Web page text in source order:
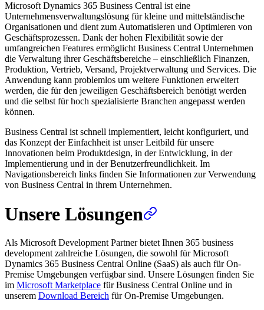
Microsoft Dynamics 365 Business Central ist eine
Unternehmensverwaltungslösung für kleine und mittelständische
Organisationen und dient zum Automatisieren und Optimieren von
Geschäftsprozessen. Dank der hohen Flexibilität sowie der
umfangreichen Features ermöglicht Business Central Unternehmen
die Verwaltung ihrer Geschäftsbereiche – einschließlich Finanzen,
Produktion, Vertrieb, Versand, Projektverwaltung und Services. Die
Anwendung kann problemlos um weitere Funktionen erweitert
werden, die für den jeweiligen Geschäftsbereich benötigt werden
und die selbst für hoch spezialisierte Branchen angepasst werden
können.
Business Central ist schnell implementiert, leicht konfiguriert, und
das Konzept der Einfachheit ist unser Leitbild für unsere
Innovationen beim Produktdesign, in der Entwicklung, in der
Implementierung und in der Benutzerfreundlichkeit. Im
Navigationsbereich links finden Sie Informationen zur Verwendung
von Business Central in ihrem Unternehmen.
Unsere Lösungen
Als Microsoft Development Partner bietet Ihnen 365 business
development zahlreiche Lösungen, die sowohl für Microsoft
Dynamics 365 Business Central Online (SaaS) als auch für On-
Premise Umgebungen verfügbar sind. Unsere Lösungen finden Sie
im Microsoft Marketplace für Business Central Online und in
unserem Download Bereich für On-Premise Umgebungen.